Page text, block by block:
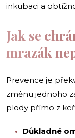
inkubaci a
Jak se
mrazák
Prevence je
změnu jednoho
plody přímo z
Důkladné